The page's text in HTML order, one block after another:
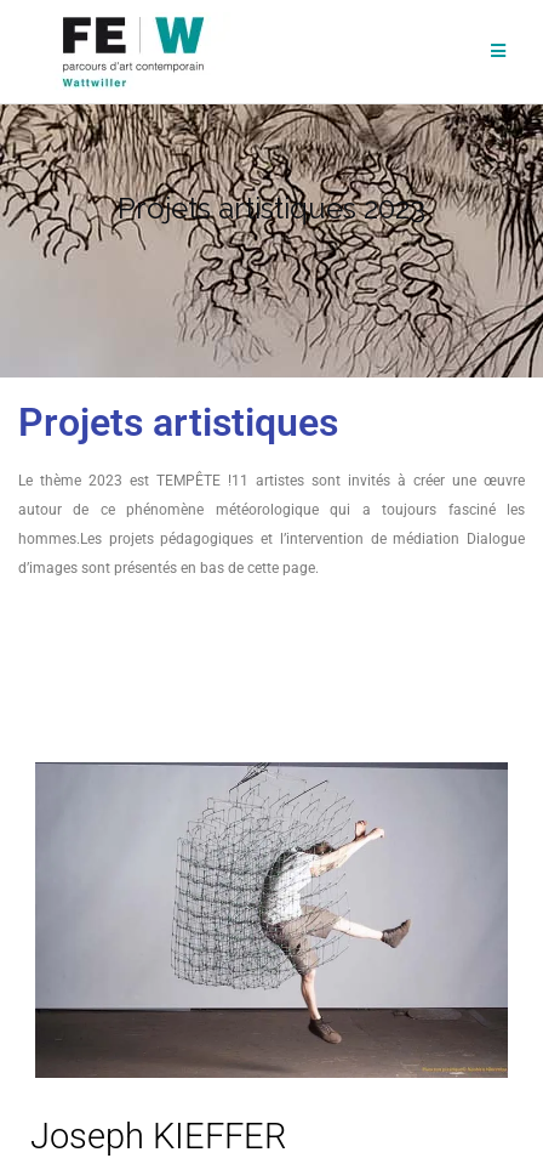
Projets artistiques 2023
Projets artistiques
Le thème 2023 est TEMPÊTE !11 artistes sont invités à créer une œuvre
autour de ce phénomène météorologique qui a toujours fasciné les
hommes. Les projets pédagogiques et l’intervention de médiation Dialogue
d’images sont présentés en bas de cette page.
Joseph KIEFFER